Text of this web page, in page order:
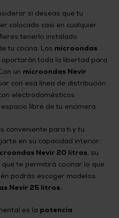
si deseas que tu
colocado casi en cualquier
tenerlo instalado
tu cocina. Los microondas
toda la libertad para
un microondas Nevir
con esa línea de distribución
electrodomésticos
libre de tu encimera.
conveniente para ti y tu
en su capacidad interior.
Nevir 20 litros, su
te permitirá cocinar lo que
podrás escoger modelos
Nevir 25 litros.
es la potencia